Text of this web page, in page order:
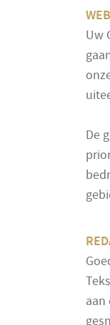
Uw
De
aan